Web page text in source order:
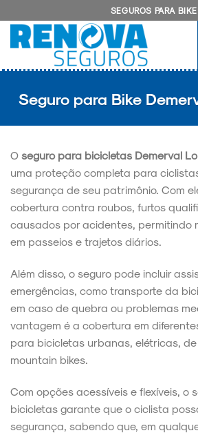
to
content
SEGUROS PARA BIKE
Seguro para Bike
O seguro para bicicletas Demerval
uma proteção completa para
segurança de seu patrimônio. Com
cobertura contra roubos, furtos
causados por acidentes, permitindo
em passeios e trajetos diários.
Além disso, o seguro pode incluir
emergências, como transporte da
em caso de quebra ou problemas
vantagem é a cobertura em
para bicicletas urbanas, elétricas,
mountain bikes.
Com opções acessíveis e flexíveis, o
bicicletas garante que o ciclista
segurança, sabendo que, em